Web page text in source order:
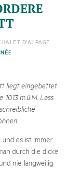
D'ALPAGE
liegt eingebettet
m.ü.M. Lass
es ist immer
durch die dicke
nie langweilig